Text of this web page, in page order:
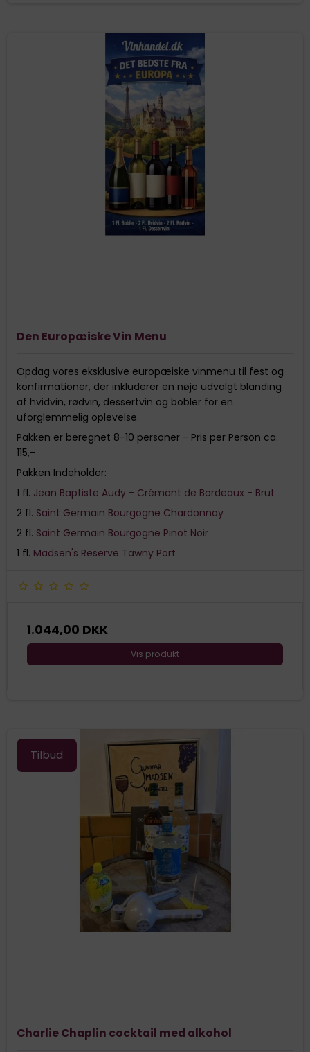
Den Europæiske Vin Menu
Opdag vores eksklusive europæiske vinmenu til fest og
konfirmationer, der inkluderer en nøje udvalgt blanding
af hvidvin, rødvin, dessertvin og bobler for en
uforglemmelig oplevelse.
Pakken er beregnet 8-10 personer - Pris per Person ca.
115,-
Pakken Indeholder:
1 fl. Jean Baptiste Audy - Crémant de Bordeaux - Brut
2 fl. Saint Germain Bourgogne Chardonnay
2 fl. Saint Germain Bourgogne Pinot Noir
1 fl. Madsen's Reserve Tawny Port
1.044,00 DKK
Vis produkt
Tilbud
Charlie Chaplin cocktail med alkohol